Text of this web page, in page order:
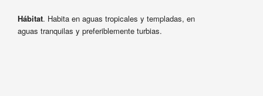
Hábitat. Habita en aguas tropicales y templadas, en
aguas tranquilas y preferiblemente turbias.